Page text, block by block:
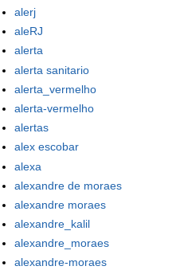
alerj
aleRJ
alerta
alerta sanitario
alerta_vermelho
alerta-vermelho
alertas
alex escobar
alexa
alexandre de moraes
alexandre moraes
alexandre_kalil
alexandre_moraes
alexandre-moraes